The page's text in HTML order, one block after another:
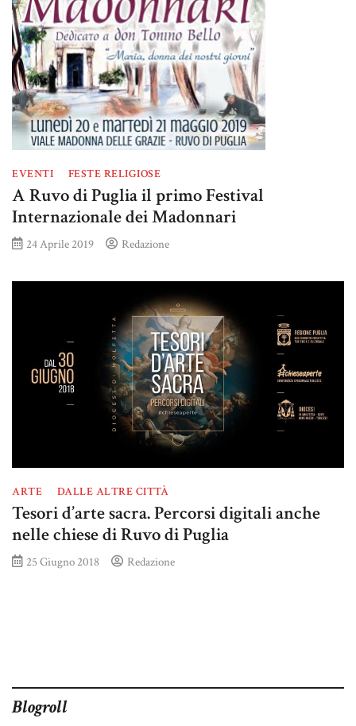
EVENTI FESTE RELIGIOSE
A Ruvo di Puglia il primo Festival
Internazionale dei Madonnari
24 Aprile 2019 Redazione
ARTE DALLE ALTRE CITTÀ
Tesori d’arte sacra. Percorsi digitali anche
nelle chiese di Ruvo di Puglia
25 Giugno 2018 Redazione
Blogroll